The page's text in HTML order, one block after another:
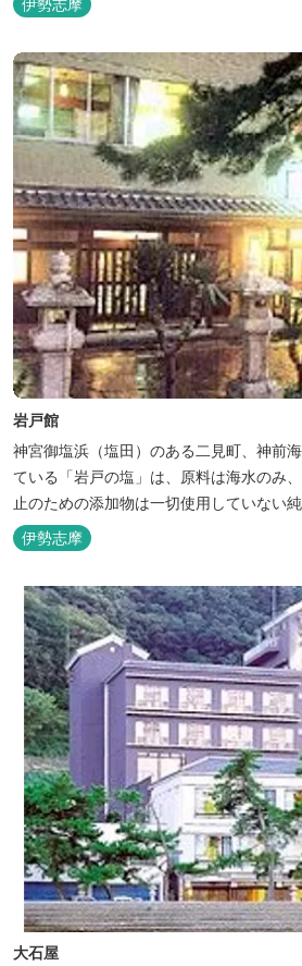
伊勢志摩
岩戸館
神宮御塩浜（塩田）のある二見町、神前
ている「岩戸の塩」は、原料は海水のみ
止のための添加物は一切使用していない
伊勢志摩
大石屋